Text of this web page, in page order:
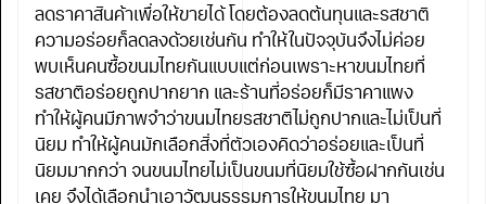
ลดราคาสินค้าเพื่อให้ขายได้ โดยต้องลดต้นทุนและรสชาติ
ความอร่อยก็ลดลงด้วยเช่นกัน ทำให้ในปัจจุบันจึงไม่ค่อย
พบเห็นคนซื้อขนมไทยกันแบบแต่ก่อนเพราะหาขนมไทยที่
รสชาติอร่อยถูกปากยาก และร้านที่อร่อยก็มีราคาแพง
ทำให้ผู้คนมีภาพจำว่าขนมไทยรสชาติไม่ถูกปากและไม่เป็นที่
นิยม ทำให้ผู้คนมักเลือกสิ่งที่ตัวเองคิดว่าอร่อยและเป็นที่
นิยมมากกว่า จนขนมไทยไม่เป็นขนมที่นิยมใช้ซื้อฝากกันเช่น
เคย จึงได้เลือกนำเอาวัฒนธรรมการให้ขนมไทย มา